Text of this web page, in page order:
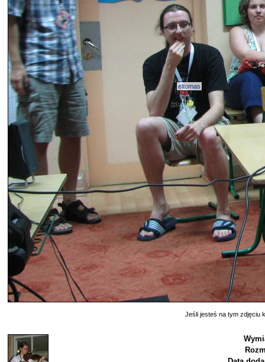
eltomas
Jeśli jesteś na tym zdjęciu